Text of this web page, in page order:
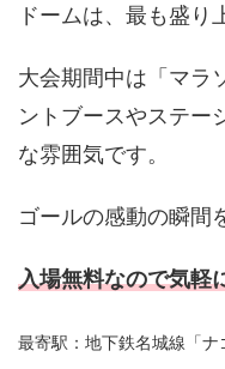
ドームは、最も盛り
大会期間中は「マラ
ントブースやステー
な雰囲気です。
ゴールの感動の瞬間
入場無料なので気軽
最寄駅：地下鉄名城線「ナ